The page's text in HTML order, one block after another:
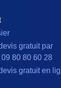
gratuit par
80 80 60 28
gratuit en